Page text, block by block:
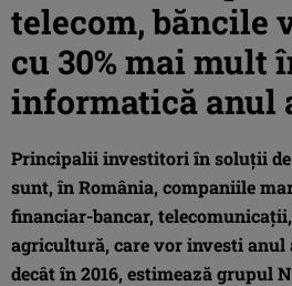
telecom, băncile
cu 30% mai mult
informatică anul
Principalii investitori în soluţii
sunt, în România, companiile
financiar-bancar,
agricultură, care vor investi anul
decât în 2016, estimează grupul